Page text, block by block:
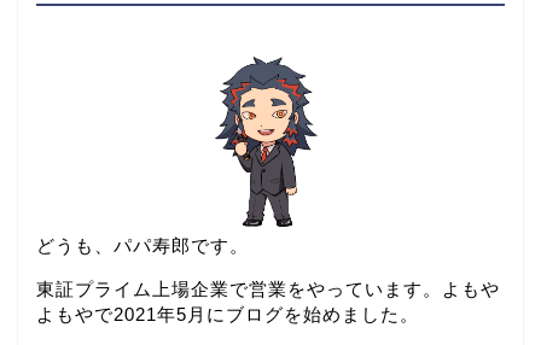
どうも、パパ寿郎です。
東証プライム上場企業で営業をやっています。よもや
よもやで2021年5月にブログを始めました。